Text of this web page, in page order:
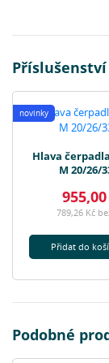
Příslušenství
novinky
Hlava
M 20/26/
789,26 Kč
Přidat do
Podobné